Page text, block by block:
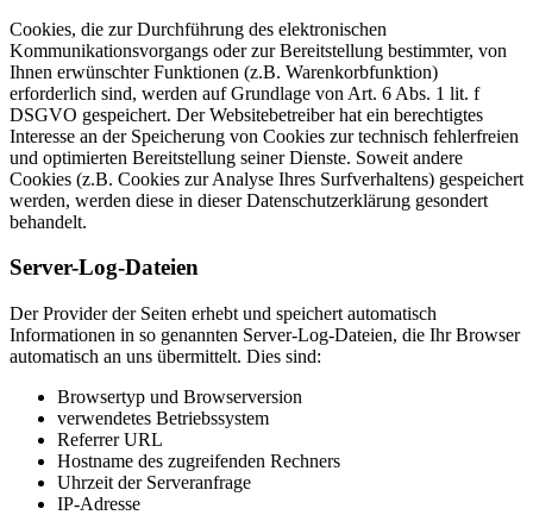
Cookies, die zur Durchführung des elektronischen
Kommunikationsvorgangs oder zur Bereitstellung bestimmter, von
Ihnen erwünschter Funktionen (z.B. Warenkorbfunktion)
erforderlich sind, werden auf Grundlage von Art. 6 Abs. 1 lit. f
DSGVO gespeichert. Der Websitebetreiber hat ein berechtigtes
Interesse an der Speicherung von Cookies zur technisch fehlerfreien
und optimierten Bereitstellung seiner Dienste. Soweit andere
Cookies (z.B. Cookies zur Analyse Ihres Surfverhaltens) gespeichert
werden, werden diese in dieser Datenschutzerklärung gesondert
behandelt.
Server-Log-Dateien
Der Provider der Seiten erhebt und speichert automatisch
Informationen in so genannten Server-Log-Dateien, die Ihr Browser
automatisch an uns übermittelt. Dies sind:
Browsertyp und Browserversion
verwendetes Betriebssystem
Referrer URL
Hostname des zugreifenden Rechners
Uhrzeit der Serveranfrage
IP-Adresse